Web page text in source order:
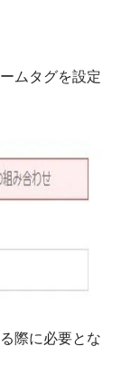
ムタグを設定
際に必要とな